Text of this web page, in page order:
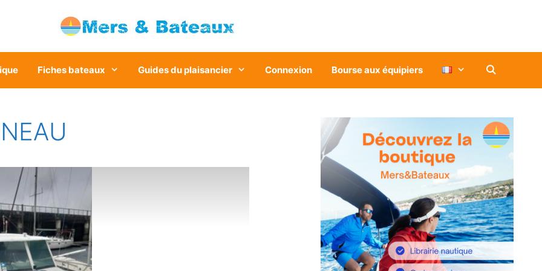
Fiches bateaux Guides du plaisancier Connexion Bourse aux équipiers